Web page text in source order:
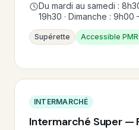
Du mardi au samedi :
19h30 · Dimanche : 9h00
Supérette Accessible PMR
INTERMARCHÉ
Intermarché Super —